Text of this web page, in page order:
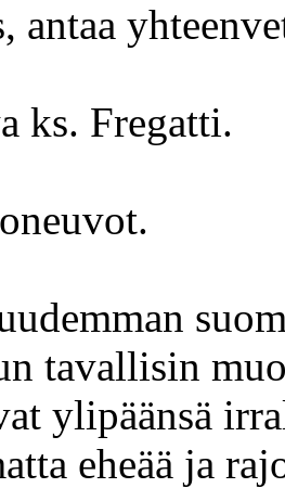
antaa
ks. Fregatti.
tavallisin
ylipäänsä
eheää ja